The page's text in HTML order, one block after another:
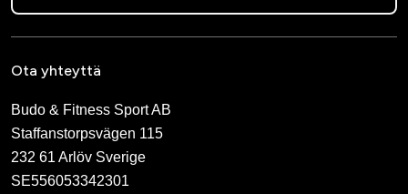
Ota yhteyttä
Budo & Fitness Sport AB
Staffanstorpsvägen 115
232 61 Arlöv Sverige
SE556053342301